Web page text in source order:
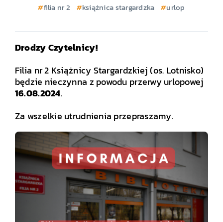
filia nr 2 książnica stargardzka urlop
Drodzy Czytelnicy!
Filia nr 2 Książnicy Stargardzkiej (os. Lotnisko)
będzie nieczynna z powodu przerwy urlopowej
16.08.2024.
Za wszelkie utrudnienia przepraszamy.